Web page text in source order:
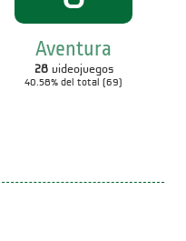
Aventura
28videojuegos
40.58% del total (69)